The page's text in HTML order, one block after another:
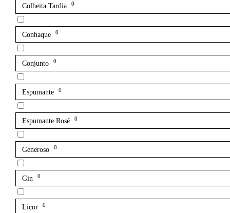
Colheita Tardia 0
Conhaque 0
Conjunto 0
Espumante 0
Espumante Rosé 0
Generoso 0
Gin 0
Licor 0